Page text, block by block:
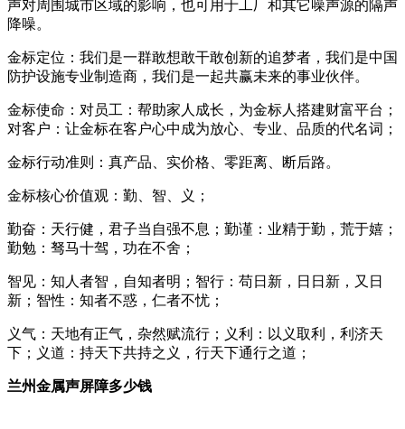
声对周围城市区域的影响，也可用于工厂和其它噪声源的隔声
降噪。
金标定位：我们是一群敢想敢干敢创新的追梦者，我们是中国
防护设施专业制造商，我们是一起共赢未来的事业伙伴。
金标使命：对员工：帮助家人成长，为金标人搭建财富平台；
对客户：让金标在客户心中成为放心、专业、品质的代名词；
金标行动准则：真产品、实价格、零距离、断后路。
金标核心价值观：勤、智、义；
勤奋：天行健，君子当自强不息；勤谨：业精于勤，荒于嬉；
勤勉：驽马十驾，功在不舍；
智见：知人者智，自知者明；智行：苟日新，日日新，又日
新；智性：知者不惑，仁者不忧；
义气：天地有正气，杂然赋流行；义利：以义取利，利济天
下；义道：持天下共持之义，行天下通行之道；
兰州金属声屏障多少钱